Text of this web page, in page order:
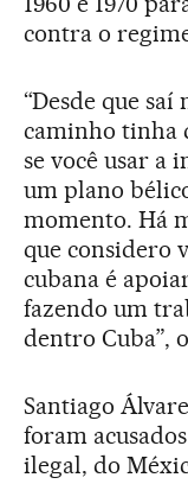
contra o
“Desde que saí
caminho tinha
se você usar a
um plano
momento. Há
que considero
cubana é
fazendo um
dentro Cuba”,
Santiago
foram
ilegal, do